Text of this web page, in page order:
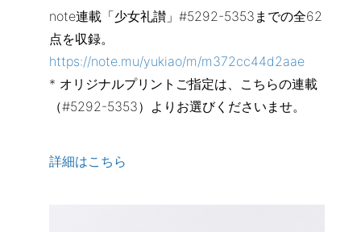
note連載「少女礼讃」#5292-5353までの全62
点を収録。
https://note.mu/yukiao/m/m372cc44d2aae
* オリジナルプリントご指定は、こちらの連載
（#5292-5353）よりお選びくださいませ。
詳細はこちら